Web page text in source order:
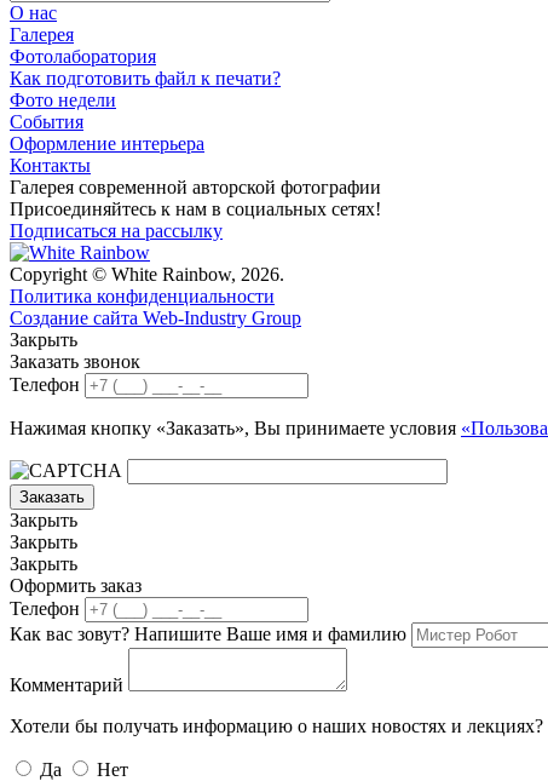
О нас
Галерея
Фотолаборатория
Как подготовить файл к печати?
Фото недели
События
Оформление интерьера
Контакты
Галерея современной авторской фотографии
Присоединяйтесь к нам в социальных сетях!
Подписаться на рассылку
Copyright © White Rainbow, 2026.
Политика конфиденциальности
Создание сайта Web-Industry Group
Закрыть
Заказать звонок
Телефон
Нажимая кнопку «Заказать», Вы принимаете условия
Заказать
Закрыть
Закрыть
Закрыть
Оформить заказ
Телефон
Как вас зовут? Напишите Ваше имя и фамилию
Комментарий
Хотели бы получать информацию о наших новостях и лекциях?
Да
Нет